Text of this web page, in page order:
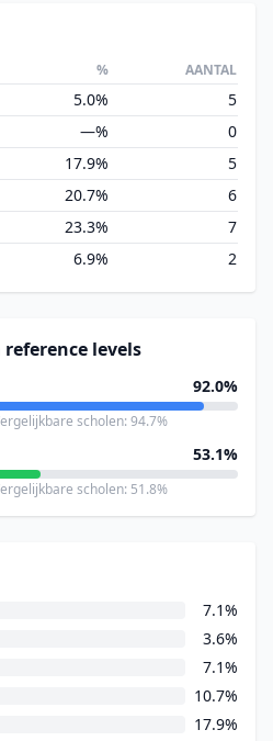
% AANTAL
5.0%
5
—%
0
17.9%
5
20.7%
6
23.3%
7
6.9% 2
levels
92.0%
scholen: 94.7%
53.1%
scholen: 51.8%
7.1%
3.6%
7.1%
10.7%
17.9%